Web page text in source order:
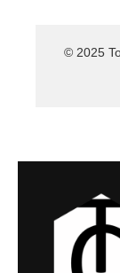
© 2025